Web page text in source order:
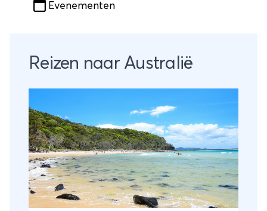
Evenementen
Reizen naar Australië